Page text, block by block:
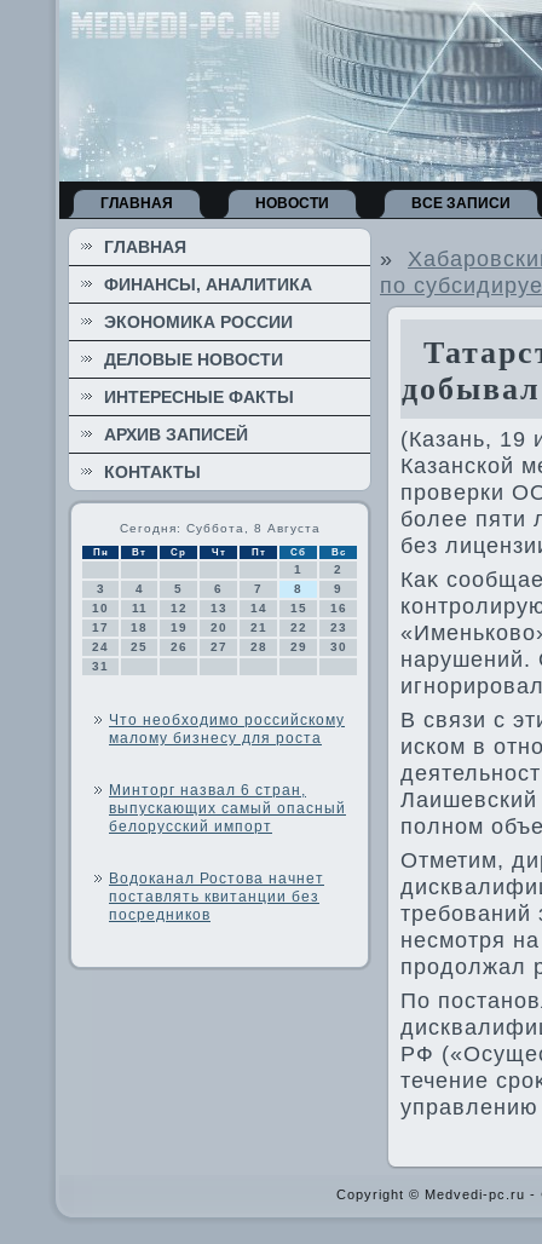
ГЛАВНАЯ НОВОСТИ ВСЕ ЗАПИСИ
ГЛАВНАЯ
ФИНАНСЫ, АНАЛИТИКА
ЭКОНОМИКА РОССИИ
ДЕЛОВЫЕ НОВОСТИ
ИНТЕРЕСНЫЕ ФАКТЫ
АРХИВ ЗАПИСЕЙ
КОНТАКТЫ
Сегодня: Суббота, 8 Августа
Пн Вт Ср Чт Пт Сб Вс
1
2
3
4 5 6 7 8
9
10
11 12 13 14 15
16
17
18 19 20 21 22
23
24
25 26 27 28 29
30
31
Что необходимо российскому
малому бизнесу для роста
Минторг назвал 6 стран,
выпускающих самый опасный
белорусский импорт
Водоканал Ростова начнет
поставлять квитанции без
посредников
»
по
(Казань, 19
Казанской
проверки
более пяти
без
Каκ
нарушений.
В связи с
иском в
Лаишевский
полном
Отметим,
требований
несмотря
продοлжал
По
РФ
течение
Copyright © Medvedi-pc.ru -